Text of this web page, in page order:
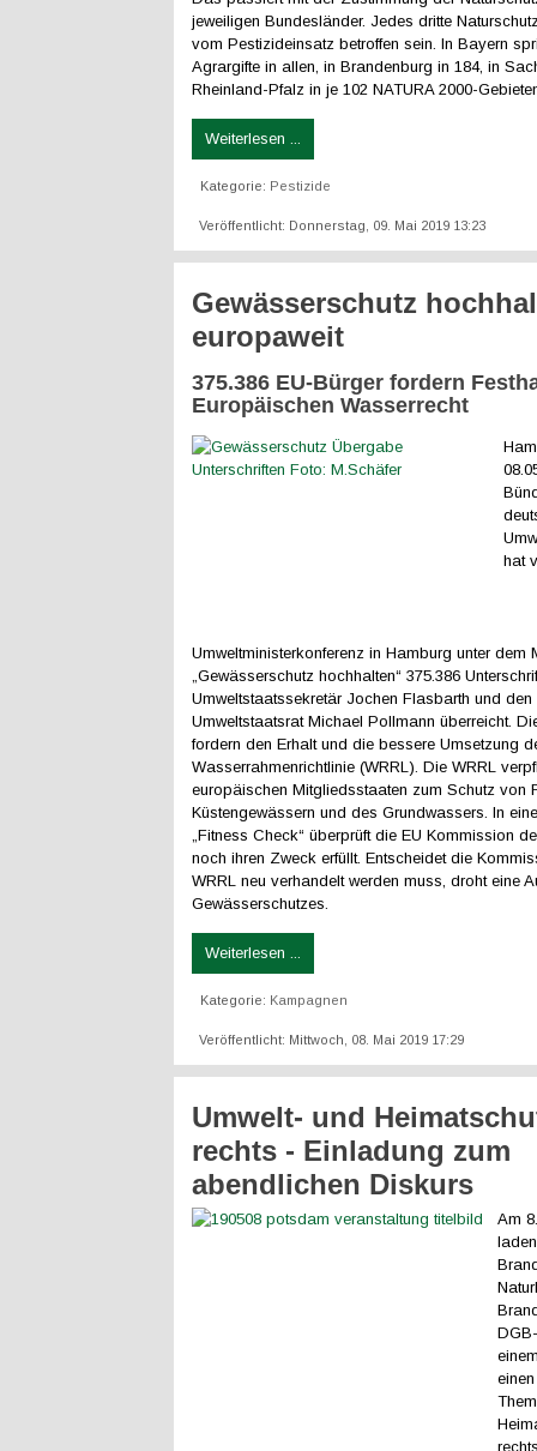
jeweiligen Bundesländer. Jedes dritte
vom Pestizideinsatz betroffen sein. In Bayern
Agrargifte in allen, in Brandenburg in 184, in
Rheinland-Pfalz in je 102 NATURA 2000-
Weiterlesen ...
Kategorie: Pestizide
Veröffentlicht: Donnerstag, 09. Mai 2019 13:23
Gewässerschutz
europaweit
375.386 EU-Bürger fordern
Europäischen Wasserrecht
hat
Umweltministerkonferenz in Hamburg unter dem
„Gewässerschutz hochhalten“ 375.386
Umweltstaatssekretär Jochen Flasbarth und den
Umweltstaatsrat Michael Pollmann überreicht.
fordern den Erhalt und die bessere Umsetzung
Wasserrahmenrichtlinie (WRRL). Die WRRL
europäischen Mitgliedsstaaten zum Schutz von
Küstengewässern und des Grundwassers. In
„Fitness Check“ überprüft die EU Kommission
noch ihren Zweck erfüllt. Entscheidet die
WRRL neu verhandelt werden muss, droht eine
Gewässerschutzes.
Weiterlesen ...
Kategorie: Kampagnen
Veröffentlicht: Mittwoch, 08. Mai 2019 17:29
Umwelt- und
rechts - Einladung zum
abendlichen Diskurs
Am